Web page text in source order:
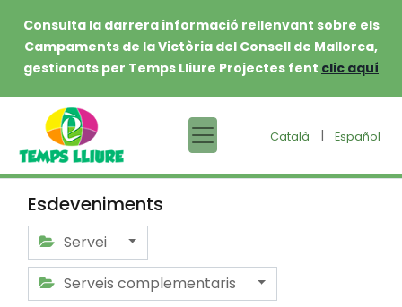
Consulta la darrera informació rellenvant sobre els
Campaments de la Victòria del Consell de Mallorca,
gestionats per Temps Lliure Projectes fent clic aquí
Català | Español
Esdeveniments
Servei
Serveis complementaris